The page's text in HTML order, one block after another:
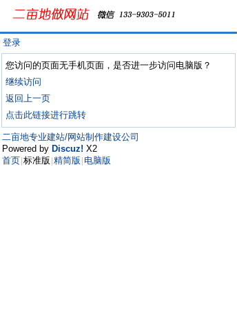
登录
您访问的页面无手机页面，是否进一步访问电脑版？
继续访问
返回上一页
点击此链接进行跳转
二亩地专业建站/网站制作建设公司
Powered by Discuz! X2
首页 标准版 精简版 电脑版